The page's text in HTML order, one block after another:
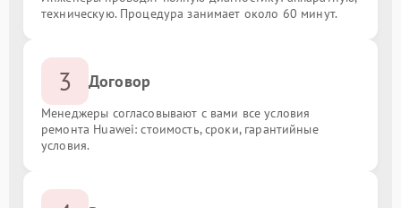
техническую. Процедура занимает около 60 минут.
3 Договор
Менеджеры согласовывают с вами все условия
ремонта Huawei: стоимость, сроки, гарантийные
условия.